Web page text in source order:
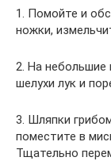
1. Помойте и
ножки,
2. На небольшие
шелухи лук и
3. Шляпки
поместите в
Тщательно